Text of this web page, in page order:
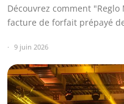
Découvrez comment
facture de forfait prépayé
9 juin 2026